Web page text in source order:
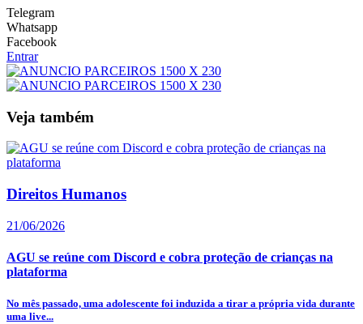
Telegram
Whatsapp
Facebook
Entrar
Veja também
Direitos Humanos
21/06/2026
AGU se reúne com Discord e cobra proteção de crianças na
plataforma
No mês passado, uma adolescente foi induzida a tirar a própria vida durante
uma live...